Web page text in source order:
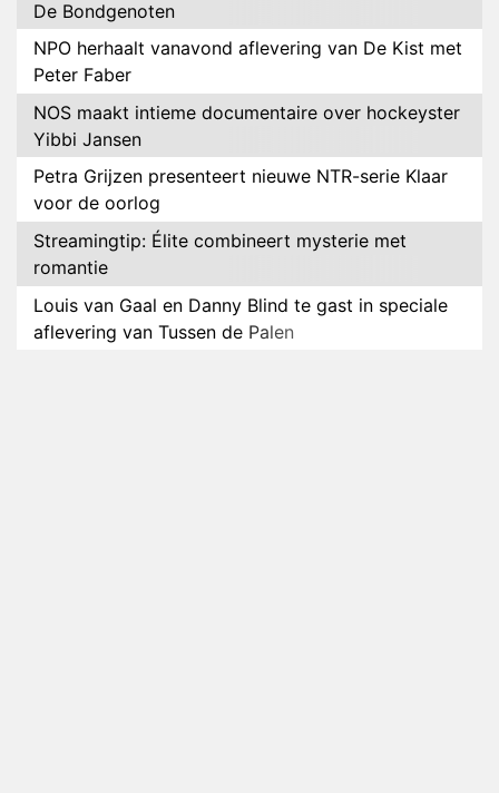
De Bondgenoten
NPO herhaalt vanavond aflevering van De Kist met
Peter Faber
NOS maakt intieme documentaire over hockeyster
Yibbi Jansen
Petra Grijzen presenteert nieuwe NTR-serie Klaar
voor de oorlog
Streamingtip: Élite combineert mysterie met
romantie
Louis van Gaal en Danny Blind te gast in speciale
aflevering van Tussen de Palen